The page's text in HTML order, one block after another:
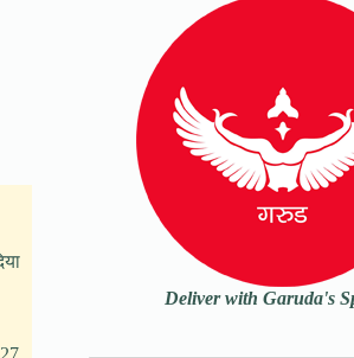
Deliver with Garuda's